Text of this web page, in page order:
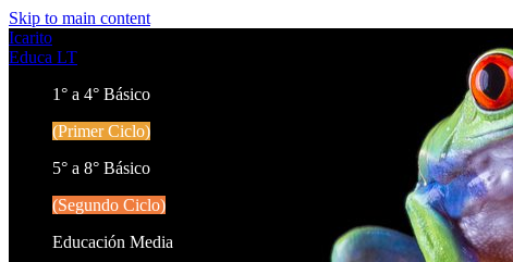
Skip to main content
Icarito
Educa LT
1° a 4° Básico
(Primer Ciclo)
5° a 8° Básico
(Segundo Ciclo)
Educación Media